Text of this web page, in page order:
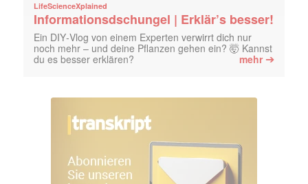
LifeScienceXplained
Informationsdschungel | Erklär’s besser!
Ein DIY‑Vlog von einem Experten verwirrt dich nur
noch mehr – und deine Pflanzen gehen ein? 🤯 Kannst
du es besser erklären?
mehr ➔